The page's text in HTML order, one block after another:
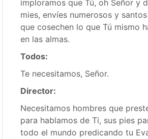
imploramos que Tú, oh Señor y
mies, envíes numerosos y
que cosechen lo que Tú mismo
en las almas.
Todos:
Te necesitamos, Señor.
Director:
Necesitamos hombres que
para hablamos de Ti, sus pies
todo el mundo predicando tu